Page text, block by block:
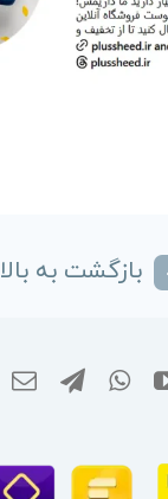
بازگشت به بالا